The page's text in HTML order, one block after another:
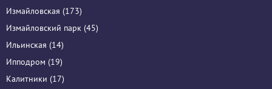
Измайловская (173)
Измайловский парк (45)
Ильинская (14)
Ипподром (19)
Калитники (17)